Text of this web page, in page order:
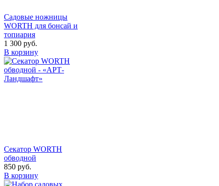
Садовые ножницы
WORTH для бонсай и
топиария
1 300 руб.
В корзину
Секатор WORTH
обводной
850 руб.
В корзину